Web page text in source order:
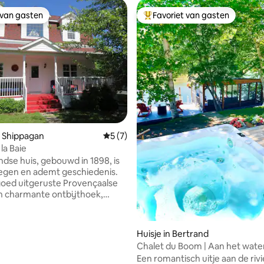
van 4,95 uit 5, 115 recensies
gasten
gasten
Gemiddelde beoordeling van 5 uit 5, 7
5 (7)
Baie
huis, gebouwd in 1898, is
en ademt geschiedenis.
uitgeruste Provençaalse
charmante ontbijthoek,
Topfavoriet van gasten
Favoriet van gasten
Huisje in Bertrand
Chalet du Boom | Aan het
privéspa
Een romantisch uitje aan de